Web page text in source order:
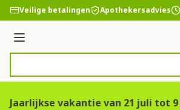
Ga naar de inhoud
Veilige betalingen Apothekersadvies
Menu
Jaarlijkse vakantie van 21 juli tot